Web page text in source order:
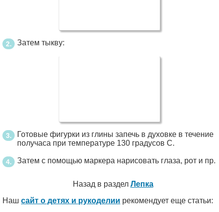
Затем тыкву:
Готовые фигурки из глины запечь в духовке в течение
получаса при температуре 130 градусов С.
Затем с помощью маркера нарисовать глаза, рот и пр.
Назад в раздел Лепка
Наш сайт о детях и рукоделии рекомендует еще статьи: